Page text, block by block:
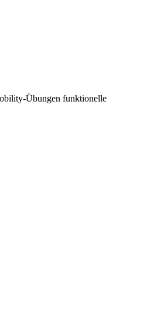
Übungen funktionelle